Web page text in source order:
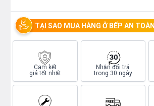
TẠI SAO MUA HÀNG Ở BẾP AN TOÀN
Cam kết
giá tốt nhất
Nhận đổi trả
trong 30 ngày